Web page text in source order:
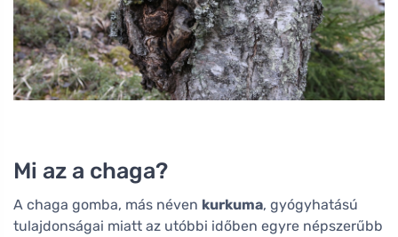
Mi az a chaga?
A chaga gomba, más néven kurkuma, gyógyhatású
tulajdonságai miatt az utóbbi időben egyre népszerűbb